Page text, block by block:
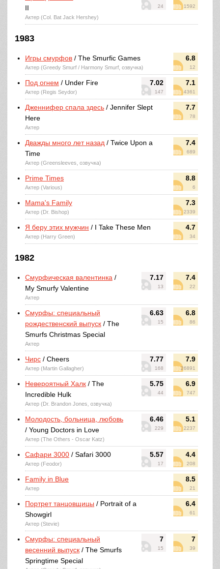
24 1592
II
Актер (Col. Bat Jack Hershey)
1983
6.8
12
Игры смурфов / The Smurfic Games
Актер (Greedy Smurf / Harmony Smurf, озвучка)
7.02
147
7.1
4361
Под огнем / Under Fire
Актер (Regis Seydor)
7.7
78
Дженнифер спала здесь / Jennifer Slept
Here
Актер
7.4
689
Дважды много лет назад / Twice Upon a
Time
Актер (Greensleeves, озвучка)
8.8
6
Prime Times
Актер (Various)
7.3
2339
Mama's Family
Актер (Dr. Bishop)
4.7
34
Я беру этих мужчин / I Take These Men
Актер (Harry Green)
1982
7.17
13
7.4
22
Смурфическая валентинка /
My Smurfy Valentine
Актер
6.63
15
6.8
86
Смурфы: специальный
рождественский выпуск / The
Smurfs Christmas Special
Актер
7.77
168
7.9
26891
Чирс / Cheers
Актер (Martin Gallagher)
5.75
44
6.9
747
Невероятный Халк / The
Incredible Hulk
Актер (Dr. Brandon Jones, озвучка)
6.46
229
5.1
2237
Молодость, больница, любовь
/ Young Doctors in Love
Актер (The Others - Oscar Katz)
5.57
17
4.4
208
Сафари 3000 / Safari 3000
Актер (Feodor)
8.5
21
Family in Blue
Актер
6.4
61
Портрет танцовщицы / Portrait of a
Showgirl
Актер (Stevie)
7
15
7
39
Смурфы: специальный
весенний выпуск / The Smurfs
Springtime Special